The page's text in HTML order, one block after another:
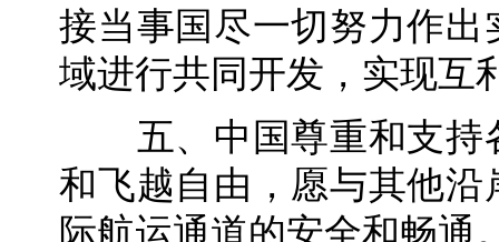
接当事国尽一切努力作
域进行共同开发，实现互
五、中国尊重和支持
和飞越自由，愿与其他
际航运通道的安全和畅通